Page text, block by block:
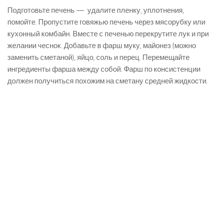
Подготовьте печень — удалите пленку, уплотнения,
помойте. Пропустите говяжью печень через мясорубку или
кухонный комбайн. Вместе с печенью перекрутите лук и при
желании чеснок. Добавьте в фарш муку, майонез (можно
заменить сметаной), яйцо, соль и перец. Перемещайте
ингредиенты фарша между собой. Фарш по консистенции
должен получиться похожим на сметану средней жидкости.